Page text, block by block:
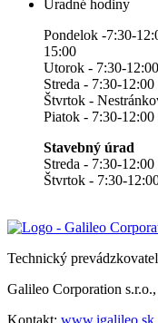
Úradné hodiny
Pondelok -7:30-
15:00
Utorok - 7:30-
Streda - 7:30-
Štvrtok -
Piatok - 7:30-12:00
Stavebný úrad
Streda - 7:30-
Štvrtok - 7:30-
Technický
Galileo Corporation